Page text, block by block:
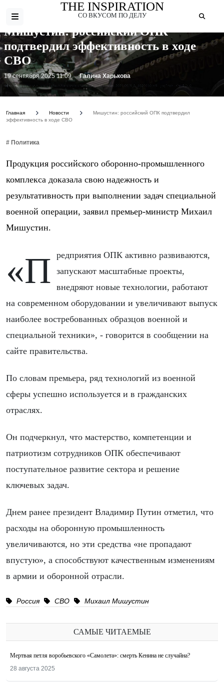
THE INSPIRATION
СО ВКУСОМ ПО ДЕЛУ
Фото: https://cdn.iz.ru/sites/default/files/styles/900x506/public/news-2025-09/RIA_8620650.HR_.jpg?itok=KYq4lD_0
Мишустин: российский ОПК
подтвердил эффективность в ходе
СВО
19 сентября 2025 11:09 Галина Харькова
Главная Новости
Мишустин: российский ОПК подтвердил
эффективность в ходе СВО
# Политика
Продукция российского оборонно-промышленного
комплекса доказала свою надежность и
результативность при выполнении задач специальной
военной операции, заявил премьер-министр Михаил
Мишустин.
«Предприятия ОПК активно развиваются,
запускают масштабные проекты,
внедряют новые технологии, работают
на современном оборудовании и увеличивают выпуск
наиболее востребованных образцов военной и
специальной техники», - говорится в сообщении на
сайте правительства.
По словам премьера, ряд технологий из военной
сферы успешно используется и в гражданских
отраслях.
Он подчеркнул, что мастерство, компетенции и
патриотизм сотрудников ОПК обеспечивают
поступательное развитие сектора и решение
ключевых задач.
Днем ранее президент Владимир Путин отметил, что
расходы на оборонную промышленность
увеличиваются, но эти средства «не пропадают
впустую», а способствуют качественным изменениям
в армии и оборонной отрасли.
Россия СВО Михаил Мишустин
САМЫЕ ЧИТАЕМЫЕ
Мертвая петля воробьевского «Самолета»: смерть Кенина не случайна?
28 августа 2025